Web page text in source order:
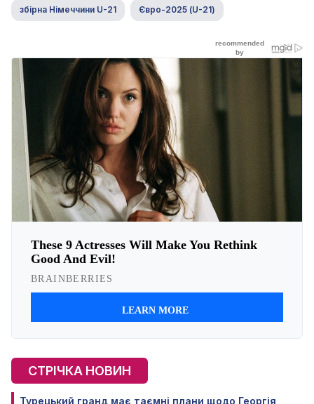
збірна Німеччини U-21 Євро-2025 (U-21)
СТРІЧКА НОВИН
Турецький гранд має таємні плани щодо Георгія